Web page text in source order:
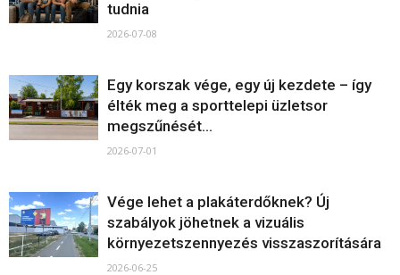
tudnia
2026-07-08
Egy korszak vége, egy új kezdete – így
élték meg a sporttelepi üzletsor
megszűnését...
2026-07-01
Vége lehet a plakáterdőknek? Új
szabályok jöhetnek a vizuális
környezetszennyezés visszaszorítására
2026-06-25